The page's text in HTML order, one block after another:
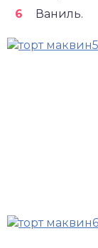
Ваниль.